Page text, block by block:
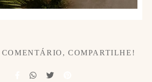
COMPARTILHE!